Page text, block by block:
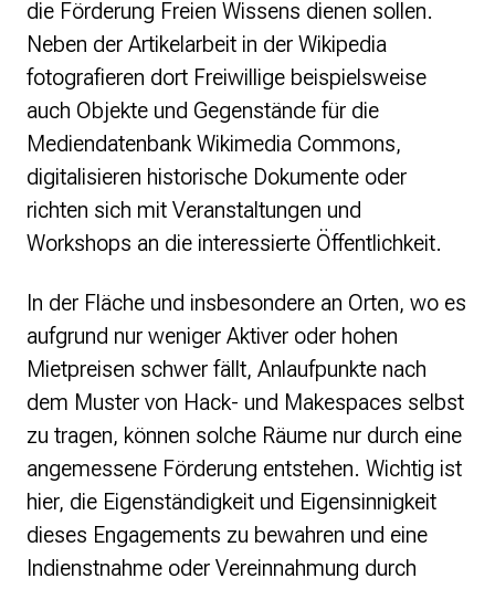
die Förderung Freien Wissens dienen sollen.
Neben der Artikelarbeit in der Wikipedia
fotografieren dort Freiwillige beispielsweise
auch Objekte und Gegenstände für die
Mediendatenbank Wikimedia Commons,
digitalisieren historische Dokumente oder
richten sich mit Veranstaltungen und
Workshops an die interessierte Öffentlichkeit.
In der Fläche und insbesondere an Orten, wo es
aufgrund nur weniger Aktiver oder hohen
Mietpreisen schwer fällt, Anlaufpunkte nach
dem Muster von Hack- und Makespaces selbst
zu tragen, können solche Räume nur durch eine
angemessene Förderung entstehen. Wichtig ist
hier, die Eigenständigkeit und Eigensinnigkeit
dieses Engagements zu bewahren und eine
Indienstnahme oder Vereinnahmung durch